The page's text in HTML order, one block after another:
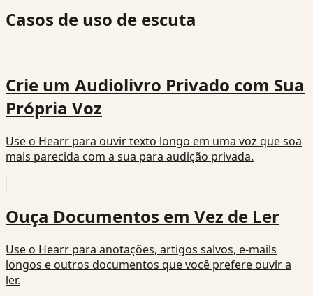
Casos de uso de escuta
Crie um Audiolivro Privado com Sua
Própria Voz
Use o Hearr para ouvir texto longo em uma voz que soa
mais parecida com a sua para audição privada.
Ouça Documentos em Vez de Ler
Use o Hearr para anotações, artigos salvos, e-mails
longos e outros documentos que você prefere ouvir a
ler.